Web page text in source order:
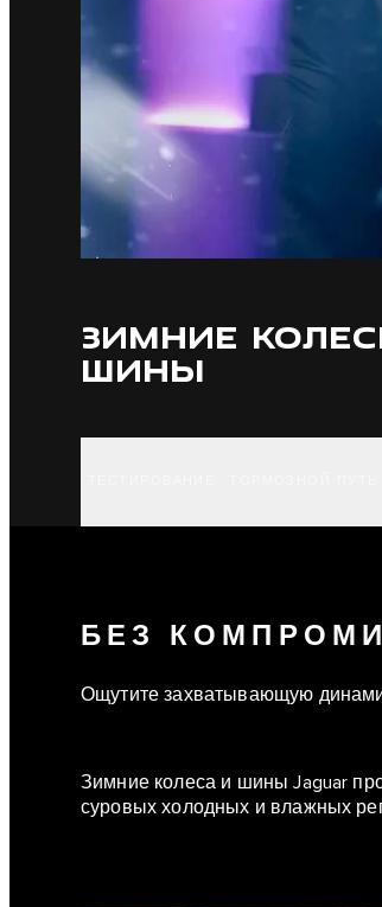
ЗИМНИЕ
ШИНЫ
БЕЗ
Ощутите захватывающую
Зимние колеса и шины Jaguar
суровых холодных и влажных